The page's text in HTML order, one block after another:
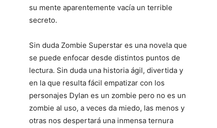
su mente aparentemente vacía un terrible
secreto.
Sin duda Zombie Superstar es una novela que
se puede enfocar desde distintos puntos de
lectura. Sin duda una historia ágil, divertida y
en la que resulta fácil empatizar con los
personajes Dylan es un zombie pero no es un
zombie al uso, a veces da miedo, las menos y
otras nos despertará una inmensa ternura